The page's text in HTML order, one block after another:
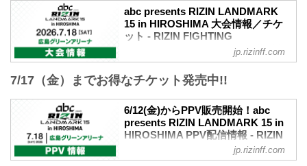
テロ vs. 鹿志村仁之介
バンタム級タイトルマッチ
RIZIN MMAルール：5分3R（61.0kg）
カルシャガ・ダウトベック vs. 萩原京平
RIZIN MMAルール：5分3R（66.0kg）
カルシャガ・ダウトベック vs. 萩原京平
太田忍 vs. イリスベク・ティレノフ
RIZIN MMAルール：5分3R（61.0kg）
太田忍 vs. イリスベク・ティレノフ
ジョニー・ケース vs. 天弥
abc presents RIZIN LANDMARK
15 in HIROSHIMA 大会情報／チケ
ット - RIZIN FIGHTING
FEDERATION オフィシャルサイト
HIROSHIMA 大会概要
2026年7月18日（土）12:00開場／14:00開
会場
バス：「紙屋町」又は「バスセンター」
jp.rizinff.com
7/17（金）までお得なチケット発売中!!
6/12(金)からPPV販売開始！abc
presents RIZIN LANDMARK 15 in
HIROSHIMA PPV配信情報 - RIZIN
FIGHTING FEDERATION オフィシ
ャルサイト
jp.rizinff.com